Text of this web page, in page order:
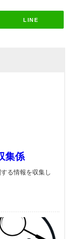
LINE
集係
る情報を収集し